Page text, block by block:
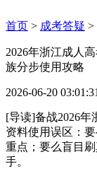
首页 > 成考答疑 >
2026年浙江成人
族分步使用攻略
2026-06-20 03:01:31
[导读]备战2026年
资料使用误区：
重点；要么盲目
手。